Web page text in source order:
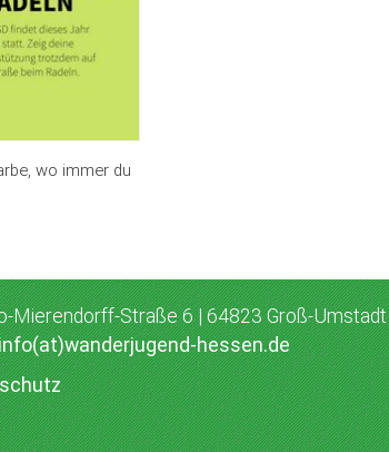
wo immer du
Mierendorff-Straße 6 | 64823 Groß-Umstadt
hessen.de